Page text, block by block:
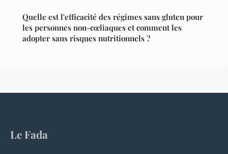
Quelle est l'efficacité des régimes sans gluten pour
les personnes non-cœliaques et comment les
adopter sans risques nutritionnels ?
Le Fada